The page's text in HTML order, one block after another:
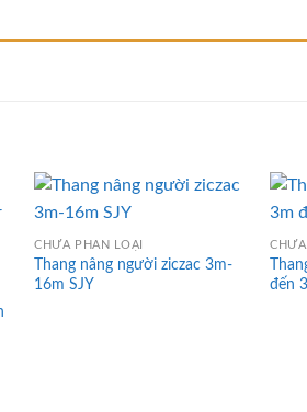
CHƯA PHÂN LOẠI
Thang nâng người ziczac 3m-
16m SJY
đến